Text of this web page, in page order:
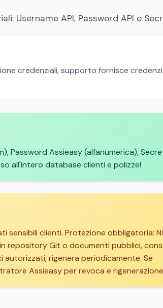
Username API, Password API e
credenziali, supporto fornisce
Password Assieasy (alfanumerica),
all'intero database clienti e polizze!
sensibili clienti. Protezione obbligatoria:
repository Git o documenti pubblici,
rigenera periodicamente. Se
Assieasy per revoca e